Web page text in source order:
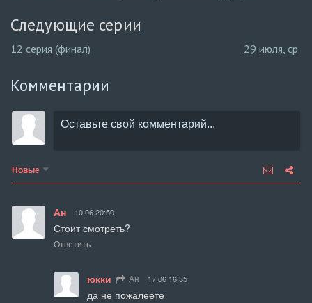
Следующие серии
12 серия (финал) 29 июля, ср
Комментарии
Новые
Ан 10.06 20:50
Стоит смотреть?
Ответить
юкки Ан 17.06 16:35
да не пожалеете